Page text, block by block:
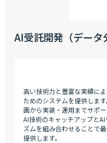
AI受託開発（データ
高い技術力と豊富な実績に
ためのシステムを提供しま
画から実装・運用までサポ
AI技術のキャッチアップと
ズムを組み合わせることで
提供します。